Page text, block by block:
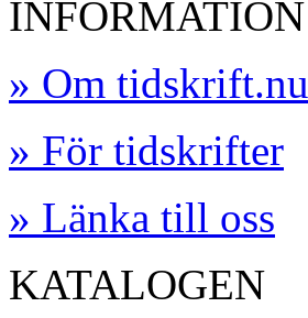
INFORMATION
» Om tidskrift.nu
» För tidskrifter
» Länka till oss
KATALOGEN